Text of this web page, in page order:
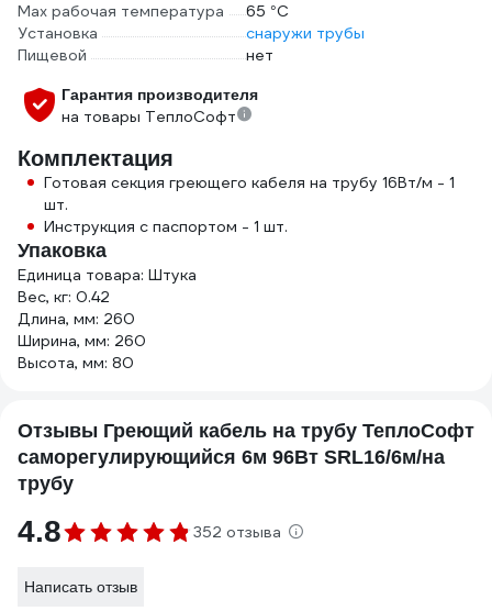
Max рабочая температура
65 °С
Установка
снаружи трубы
Пищевой
нет
Гарантия производителя
на товары ТеплоСофт
Комплектация
Готовая секция греющего кабеля на трубу 16Вт/м - 1
шт.
Инструкция с паспортом - 1 шт.
Упаковка
Единица товара: Штука
Вес, кг: 0.42
Длина, мм: 260
Ширина, мм: 260
Высота, мм: 80
Отзывы Греющий кабель на трубу ТеплоСофт
саморегулирующийся 6м 96Вт SRL16/6м/на
трубу
4.8 352 отзыва
Написать отзыв